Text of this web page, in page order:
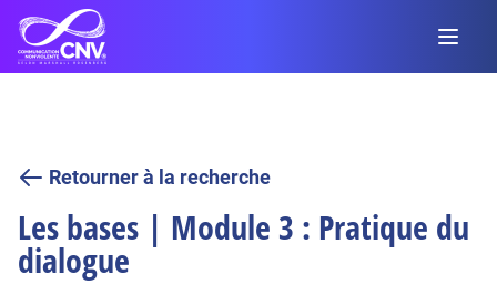
Retourner à la recherche
Les bases | Module 3 : Pratique du
dialogue